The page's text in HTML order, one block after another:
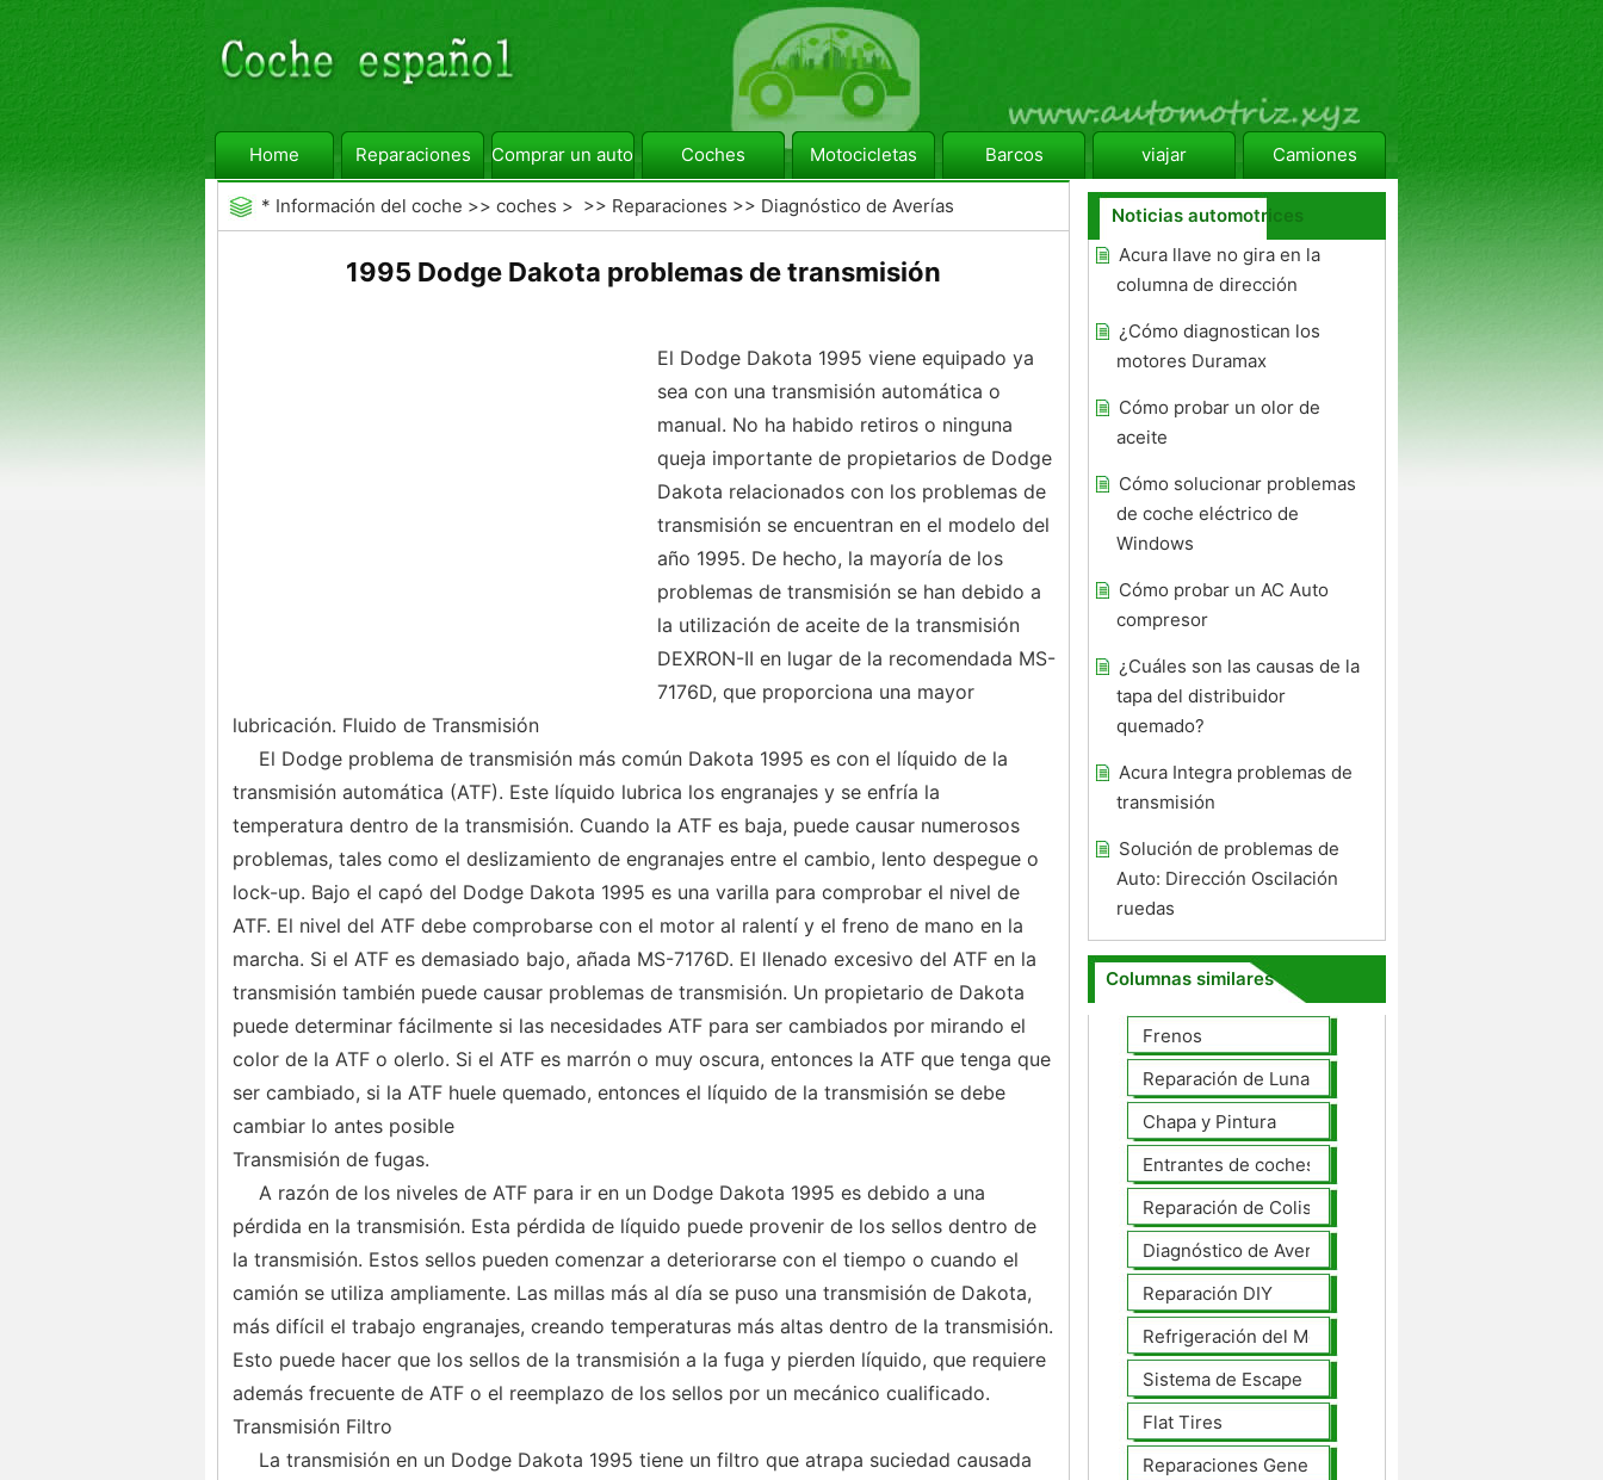
Home Reparaciones Comprar un automóvil Coches Motocicletas Barcos viajar Camiones
* Información del coche >> coches > >> Reparaciones >> Diagnóstico de Averías
1995 Dodge Dakota problemas de transmisión
El Dodge Dakota 1995 viene equipado ya
sea con una transmisión automática o
manual. No ha habido retiros o ninguna
queja importante de propietarios de Dodge
Dakota relacionados con los problemas de
transmisión se encuentran en el modelo del
año 1995. De hecho, la mayoría de los
problemas de transmisión se han debido a
la utilización de aceite de la transmisión
DEXRON-II en lugar de la recomendada MS-
7176D, que proporciona una mayor
lubricación. Fluido de Transmisión
El Dodge problema de transmisión más común Dakota 1995 es con el líquido de la
transmisión automática (ATF). Este líquido lubrica los engranajes y se enfría la
temperatura dentro de la transmisión. Cuando la ATF es baja, puede causar numerosos
problemas, tales como el deslizamiento de engranajes entre el cambio, lento despegue o
lock-up. Bajo el capó del Dodge Dakota 1995 es una varilla para comprobar el nivel de
ATF. El nivel del ATF debe comprobarse con el motor al ralentí y el freno de mano en la
marcha. Si el ATF es demasiado bajo, añada MS-7176D. El llenado excesivo del ATF en la
transmisión también puede causar problemas de transmisión. Un propietario de Dakota
puede determinar fácilmente si las necesidades ATF para ser cambiados por mirando el
color de la ATF o olerlo. Si el ATF es marrón o muy oscura, entonces la ATF que tenga que
ser cambiado, si la ATF huele quemado, entonces el líquido de la transmisión se debe
cambiar lo antes posible
Transmisión de fugas.
A razón de los niveles de ATF para ir en un Dodge Dakota 1995 es debido a una
pérdida en la transmisión. Esta pérdida de líquido puede provenir de los sellos dentro de
la transmisión. Estos sellos pueden comenzar a deteriorarse con el tiempo o cuando el
camión se utiliza ampliamente. Las millas más al día se puso una transmisión de Dakota,
más difícil el trabajo engranajes, creando temperaturas más altas dentro de la transmisión.
Esto puede hacer que los sellos de la transmisión a la fuga y pierden líquido, que requiere
además frecuente de ATF o el reemplazo de los sellos por un mecánico cualificado.
Transmisión Filtro
La transmisión en un Dodge Dakota 1995 tiene un filtro que atrapa suciedad causada
Noticias automotrices
Acura llave no gira en la
columna de dirección
¿Cómo diagnostican los
motores Duramax
Cómo probar un olor de
aceite
Cómo solucionar problemas
de coche eléctrico de
Windows
Cómo probar un AC Auto
compresor
¿Cuáles son las causas de la
tapa del distribuidor
quemado?
Acura Integra problemas de
transmisión
Solución de problemas de
Auto: Dirección Oscilación
ruedas
Columnas similares
Frenos
Reparación de Lunas
Chapa y Pintura
Entrantes de coches
Reparación de Colisiones
Diagnóstico de Averías
Reparación DIY
Refrigeración del Motor
Sistema de Escape
Flat Tires
Reparaciones Generales